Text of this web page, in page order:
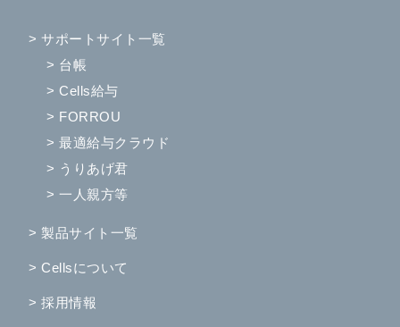
> サポートサイト一覧
> 台帳
> Cells給与
> FORROU
> 最適給与クラウド
> うりあげ君
> 一人親方等
> 製品サイト一覧
> Cellsについて
> 採用情報